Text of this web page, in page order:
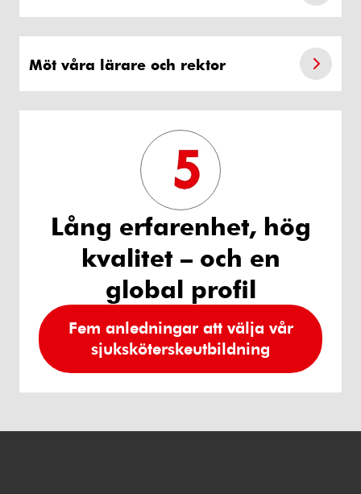
Möt våra lärare och rektor
Lång erfarenhet, hög
kvalitet – och en
global profil
Fem anledningar att välja vår
sjuksköterskeutbildning